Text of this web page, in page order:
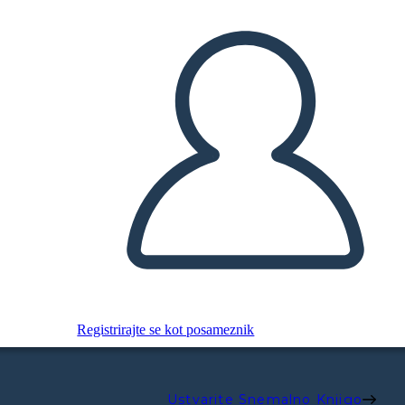
Registrirajte se kot posameznik
Ustvarite Snemalno Knjigo